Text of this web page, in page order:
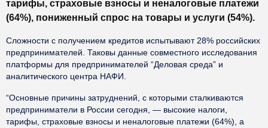
тарифы, страховые взносы и неналоговые платежи
(64%), пониженный спрос на товары и услуги (54%).
Сложности с получением кредитов испытывают 28% российских
предпринимателей. Таковы данные совместного исследования
платформы для предпринимателей “Деловая среда” и
аналитического центра НАФИ.
“Основные причины затруднений, с которыми сталкиваются
предприниматели в России сегодня, — высокие налоги,
тарифы, страховые взносы и неналоговые платежи (64%), а